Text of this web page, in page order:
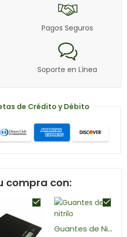
Pagos Seguros
Soporte en Línea
de Crédito y Débito
compra con:
Guantes de Nitrilo